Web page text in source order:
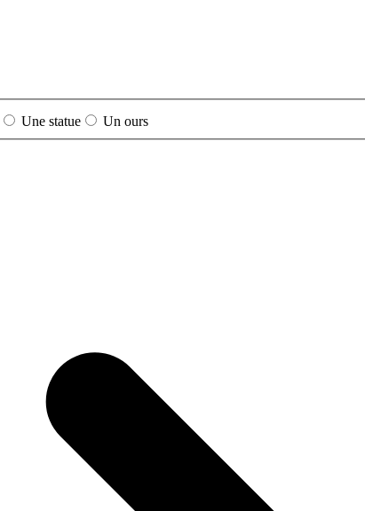
Une statue Un ours